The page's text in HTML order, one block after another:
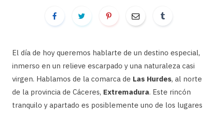
El día de hoy queremos hablarte de un destino especial,
inmerso en un relieve escarpado y una naturaleza casi
virgen. Hablamos de la comarca de Las Hurdes, al norte
de la provincia de Cáceres, Extremadura. Este rincón
tranquilo y apartado es posiblemente uno de los lugares